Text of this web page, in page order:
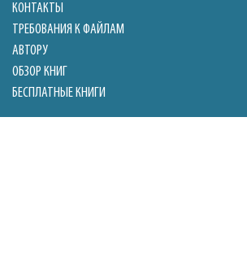
КОНТАКТЫ
ТРЕБОВАНИЯ К ФАЙЛАМ
АВТОРУ
ОБЗОР КНИГ
БЕСПЛАТНЫЕ КНИГИ